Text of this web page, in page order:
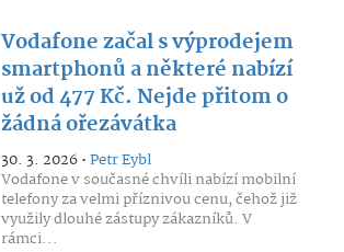
Vodafone začal s výprodejem
smartphonů a některé nabízí
už od 477 Kč. Nejde přitom o
žádná ořezávátka
30. 3. 2026 •Petr Eybl
Vodafone v současné chvíli nabízí mobilní
telefony za velmi příznivou cenu, čehož již
využily dlouhé zástupy zákazníků. V
rámci...